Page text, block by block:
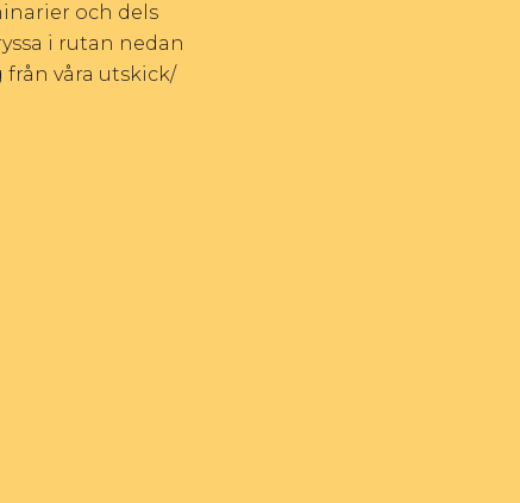
och dels
i rutan nedan
våra utskick/